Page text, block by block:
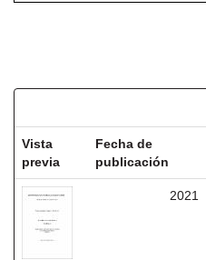
Vista
previa
Fecha de
publicación
2021